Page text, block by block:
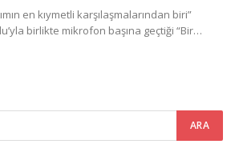
en kıymetli karşılaşmalarından biri”
birlikte mikrofon başına geçtiği “Bir…